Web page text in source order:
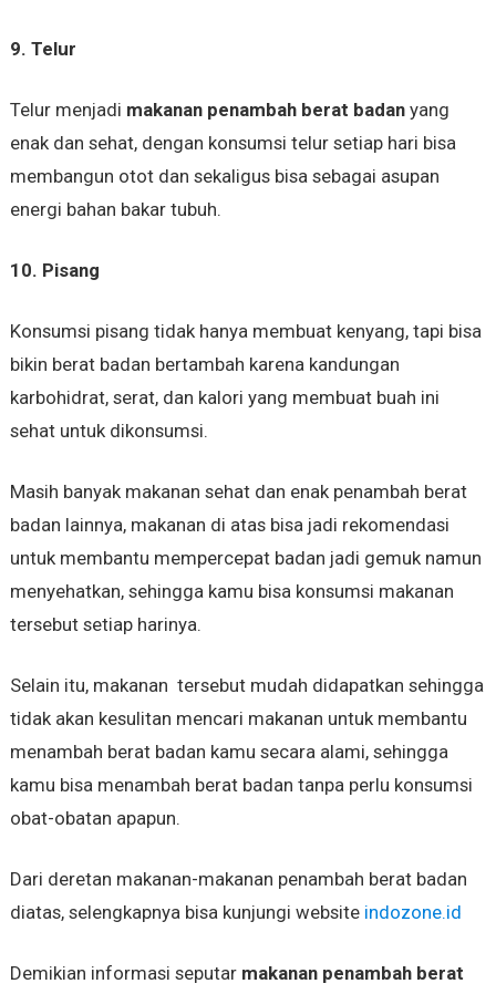
9. Telur
Telur menjadi makanan penambah berat badanyang
enak dan sehat, dengan konsumsi telur setiap hari bisa
membangun otot dan sekaligus bisa sebagai asupan
energi bahan bakar tubuh.
10. Pisang
Konsumsi pisang tidak hanya membuat kenyang, tapi bisa
bikin berat badan bertambah karena kandungan
karbohidrat, serat, dan kalori yang membuat buah ini
sehat untuk dikonsumsi.
Masih banyak makanan sehat dan enak penambah berat
badan lainnya, makanan di atas bisa jadi rekomendasi
untuk membantu mempercepat badan jadi gemuk namun
menyehatkan, sehingga kamu bisa konsumsi makanan
tersebut setiap harinya.
Selain itu, makanan tersebut mudah didapatkan sehingga
tidak akan kesulitan mencari makanan untuk membantu
menambah berat badan kamu secara alami, sehingga
kamu bisa menambah berat badan tanpa perlu konsumsi
obat-obatan apapun.
Dari deretan makanan-makanan penambah berat badan
diatas, selengkapnya bisa kunjungi website indozone.id
Demikian informasi seputar makanan penambah berat